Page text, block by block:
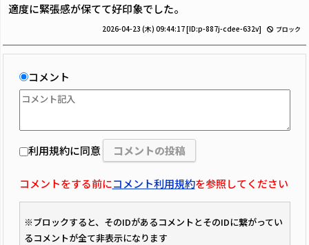
適度に緊張感が保てて好印象でした。
2026-04-23 (木) 09:44:17[ID:p-887j-cdee-632v] ブロック
コメント
利用規約に同意
コメントをする前にコメント利用規約を参照してください
※ブロックすると、そのIDがあるコメントとそのIDに繋がってい
るコメントが全て非表示になります